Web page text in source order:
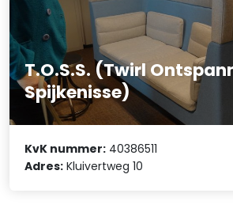
T.O.S.S. (Twirl
Spijkenisse)
KvK nummer: 40386511
Adres: Kluivertweg 10